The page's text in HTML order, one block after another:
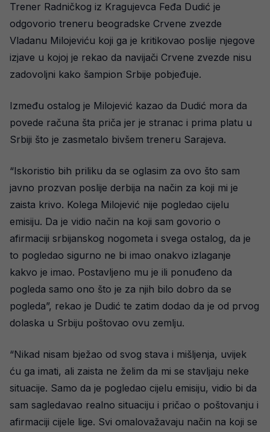
Trener Radničkog iz Kragujevca Feđa Dudić je
odgovorio treneru beogradske Crvene zvezde
Vladanu Milojeviću koji ga je kritikovao poslije njegove
izjave u kojoj je rekao da navijači Crvene zvezde nisu
zadovoljni kako šampion Srbije pobjeđuje.
Između ostalog je Milojević kazao da Dudić mora da
povede računa šta priča jer je stranac i prima platu u
Srbiji što je zasmetalo bivšem treneru Sarajeva.
“Iskoristio bih priliku da se oglasim za ovo što sam
javno prozvan poslije derbija na način za koji mi je
zaista krivo. Kolega Milojević nije pogledao cijelu
emisiju. Da je vidio način na koji sam govorio o
afirmaciji srbijanskog nogometa i svega ostalog, da je
to pogledao sigurno ne bi imao onakvo izlaganje
kakvo je imao. Postavljeno mu je ili ponuđeno da
pogleda samo ono što je za njih bilo dobro da se
pogleda”, rekao je Dudić te zatim dodao da je od prvog
dolaska u Srbiju poštovao ovu zemlju.
“Nikad nisam bježao od svog stava i mišljenja, uvijek
ću ga imati, ali zaista ne želim da mi se stavljaju neke
situacije. Samo da je pogledao cijelu emisiju, vidio bi da
sam sagledavao realno situaciju i pričao o poštovanju i
afirmaciji cijele lige. Svi omalovažavaju način na koji se